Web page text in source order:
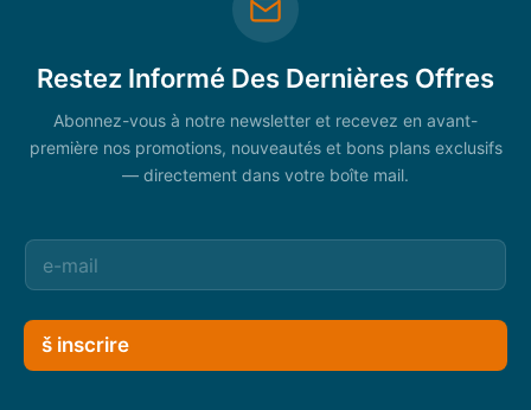
Restez Informé Des Dernières Offres
Abonnez-vous à notre newsletter et recevez en avant-
première nos promotions, nouveautés et bons plans exclusifs
— directement dans votre boîte mail.
š inscrire